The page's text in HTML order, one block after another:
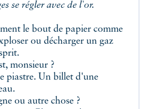
se régler avec de l'or.
le bout de papier comme
ou décharger un gaz
monsieur ?
Un billet d'une
ou autre chose ?